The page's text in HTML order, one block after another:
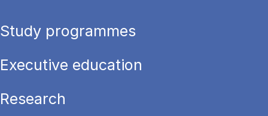
Study programmes
Executive education
Research